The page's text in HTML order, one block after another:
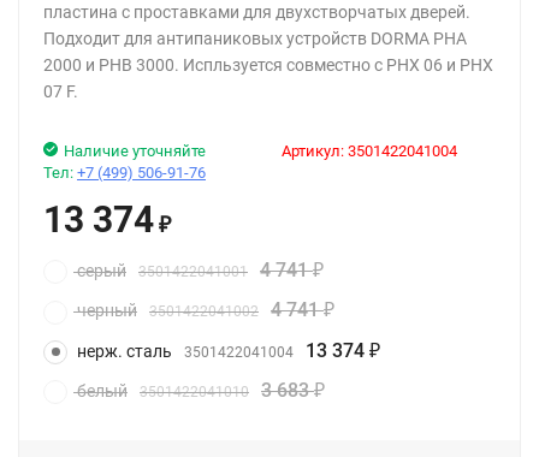
пластина с проставками для двухстворчатых дверей.
Подходит для антипаниковых устройств DORMA PHA
2000 и PHB 3000. Испльзуется совместно с PHX 06 и PHX
07 F.
Артикул: 3501422041004
Наличие уточняйте
Тел: +7 (499) 506-91-76
13 374 ₽
серый 3501422041001 4 741₽
черный 3501422041002 4 741₽
нерж. сталь 3501422041004 13 374 ₽
белый 3501422041010 3 683₽